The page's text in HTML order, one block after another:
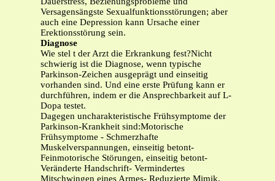
Versagensängste Sexualfunktionsstörungen; aber
auch eine Depression kann Ursache einer
Erektionsstörung sein.
Diagnose
Wie stel t der Arzt die Erkrankung fest?Nicht
schwierig ist die Diagnose, wenn typische
Parkinson-Zeichen ausgeprägt und einseitig
vorhanden sind. Und eine erste Prüfung kann er
durchführen, indem er die Ansprechbarkeit auf L-
Dopa testet.
Dagegen uncharakteristische Frühsymptome der
Parkinson-Krankheit sind:Motorische
Frühsymptome - Schmerzhafte
Muskelverspannungen, einseitig betont-
Feinmotorische Störungen, einseitig betont-
Veränderte Handschrift- Vermindertes
Mitschwingen eines Armes- Reduzierte Mimik,